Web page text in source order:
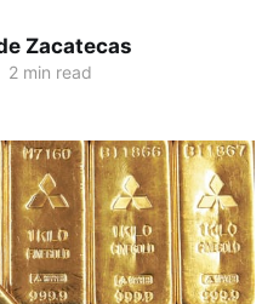
Zacatecas
2 min read